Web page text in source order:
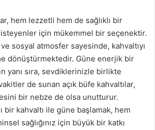
hem lezzetli hem de sağlıklı bir
isteyenler için mükemmel bir seçenektir.
sosyal atmosfer sayesinde, kahvaltıyı
dönüştürmektedir. Güne enerjik bir
yanı sıra, sevdiklerinizle birlikte
de sunan açık büfe kahvaltılar,
bir nebze de olsa unutturur.
bir kahvaltı ile güne başlamak, hem
sağlığınız için büyük bir katkı